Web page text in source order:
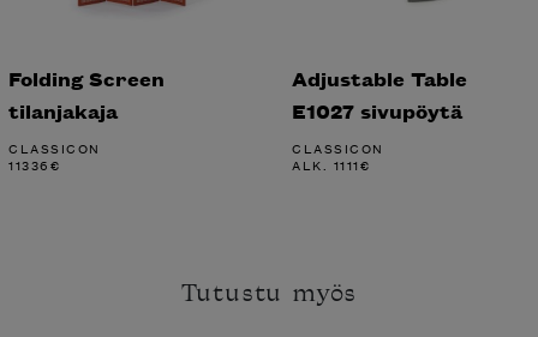
Folding Screen
tilanjakaja
CLASSICON
11336€
Adjustable Table
E1027 sivupöytä
CLASSICON
ALK. 1111€
Tutustu myös